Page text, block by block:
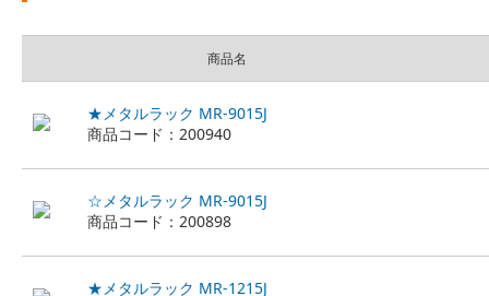
商品名
★メタルラック MR-9015J
商品コード：200940
☆メタルラック MR-9015J
商品コード：200898
★メタルラック MR-1215J